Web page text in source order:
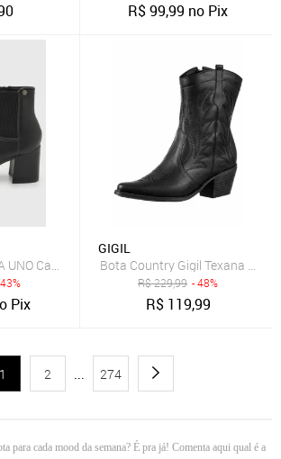
R$99,99 no Pix
UNO Cano Curto Salto Bloco Preta
Pix
GIGIL
Bota Country Gigil Texana
R$229,99 - 48%
R$ 119,99
1 2 ... 274
para cada mood da semana? É pra já! Comenta aqui qual é a